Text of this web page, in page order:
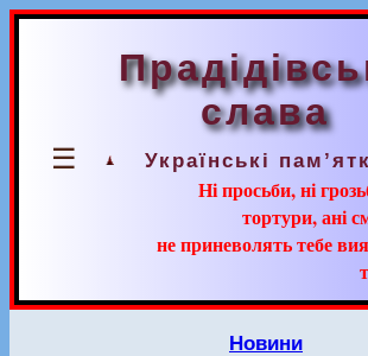
☰
слава
Українські
Ні просьби, ні
тортури, ані
не приневолять тебе
Новини